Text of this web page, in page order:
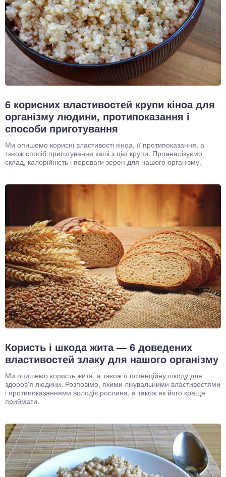
6 корисних властивостей крупи кіноа для
організму людини, протипоказання і
способи приготування
Ми опишемо корисні властивості кіноа, її протипоказання, а
також спосіб приготування каші з цієї крупи. Проаналізуємо
склад, калорійність і переваги зерен для нашого організму.
Користь і шкода жита — 6 доведених
властивостей злаку для нашого організму
Ми опишемо користь жита, а також її потенційну шкоду для
здоров'я людини. Розповімо, якими лікувальними властивостями
і протипоказаннями володіє рослина, а також як його краще
приймати.